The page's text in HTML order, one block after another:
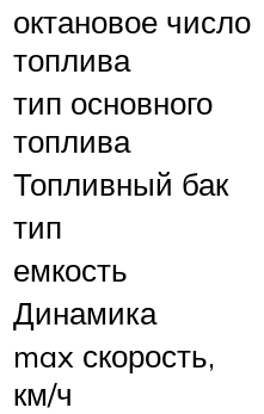
октановое число
топлива
тип основного
топлива
Топливный бак
тип
емкость
Динамика
max скорость,
км/ч